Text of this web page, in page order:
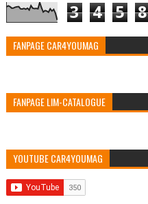
3 4 5 8
FANPAGE CAR4YOUMAG
FANPAGE LIM-CATALOGUE
YOUTUBE CAR4YOUMAG